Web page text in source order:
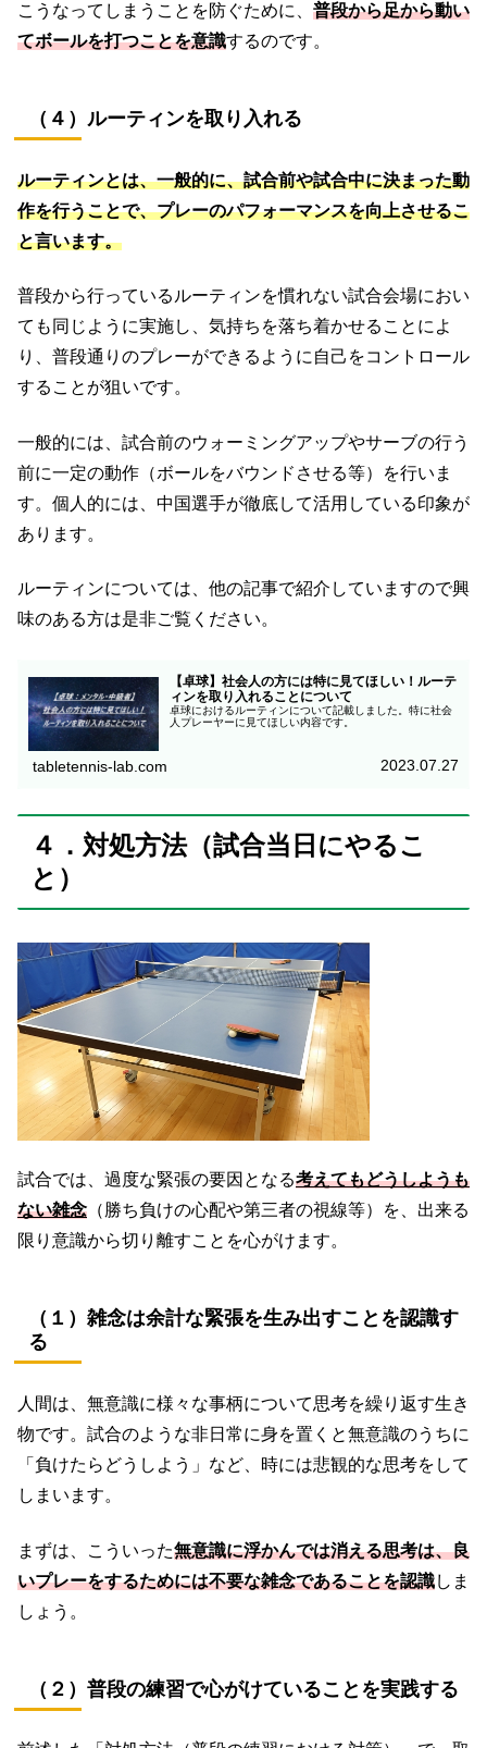
こうなってしまうことを防ぐために、 普段から足から動い
てボールを打つことを意識するのです。
（４）ルーティンを取り入れる
ルーティンとは、一般的に、試合前や試合中に決まった動
作を行うことで、プレーのパフォーマンスを向上させるこ
と言います。
普段から行っているルーティンを慣れない試合会場におい
ても同じように実施し、気持ちを落ち着かせることによ
り、普段通りのプレーができるように自己をコントロール
することが狙いです。
一般的には、試合前のウォーミングアップやサーブの行う
前に一定の動作（ボールをバウンドさせる等）を行いま
す。個人的には、中国選手が徹底して活用している印象が
あります。
ルーティンについては、他の記事で紹介していますので興
味のある方は是非ご覧ください。
【卓球】社会人の方には特に見てほしい！ルーテ
ィンを取り入れることについて
卓球におけるルーティンについて記載しました。特に社会
人プレーヤーに見てほしい内容です。
tabletennis-lab.com 2023.07.27
４．対処方法（試合当日にやるこ
と）
試合では、過度な緊張の要因となる考えてもどうしようも
ない雑念 （勝ち負けの心配や第三者の視線等）を、出来る
限り意識から切り離すことを心がけます。
（１）雑念は余計な緊張を生み出すことを認識す
る
人間は、無意識に様々な事柄について思考を繰り返す生き
物です。試合のような非日常に身を置くと無意識のうちに
「負けたらどうしよう」など、時には悲観的な思考をして
しまいます。
まずは、こういった無意識に浮かんでは消える思考は、良
いプレーをするためには不要な雑念であることを認識しま
しょう。
（２）普段の練習で心がけていることを実践する